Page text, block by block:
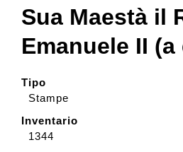
Search
Italiano
Sua Maestà il
Emanuele II
Tipo
Stampe
Inventario
1344